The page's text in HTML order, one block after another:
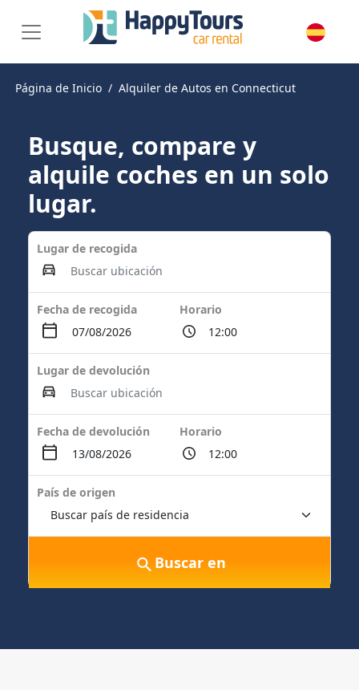
Página de Inicio Alquiler de Autos en Connecticut
Busque, compare y
alquile coches en un solo
lugar.
Lugar de recogida
Fecha de recogida Horario
Lugar de devolución
Fecha de devolución Horario
País de origen
Buscar en